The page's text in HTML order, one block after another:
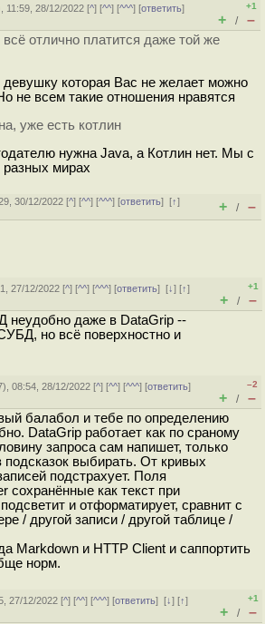
11:59, 28/12/2022 [^] [^^] [^^^] [ответить]
+1
+ / –
отлично платится даже той же
которая Вас не желает можно
не всем такие отношения нравятся
уже есть котлин
нужна Java, а Котлин нет. Мы с
мирах
30/12/2022 [^] [^^] [^^^] [ответить][↑]
+ / –
27/12/2022 [^] [^^] [^^^] [ответить][↓] [↑]
+1
+ / –
неудобно даже в DataGrip --
но всё поверхностно и
), 08:54, 28/12/2022 [^] [^^] [^^^] [ответить]
–2
+ / –
балабол и тебе по определению
DataGrip работает как по сраному
запроса сам напишет, только
подсказок выбирать. От кривых
подстрахует. Поля
сохранённые как текст при
и отформатирует, сравнит с
/ другой записи / другой таблице /
Markdown и HTTP Client и саппортить
норм.
27/12/2022 [^] [^^] [^^^] [ответить][↓] [↑]
+1
+ / –